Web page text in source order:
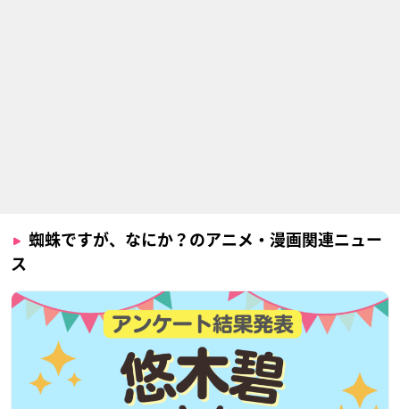
蜘蛛ですが、なにか？のアニメ・漫画関連ニュー
ス